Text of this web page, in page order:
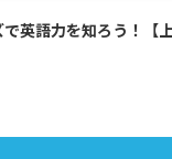
英語力を知ろう！【上